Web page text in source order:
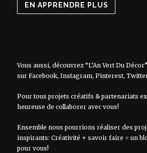
EN APPRENDRE PLUS
Vous aussi, découvrez “L’An Vert Du
sur Facebook, Instagram, Pinterest,
Pour tous projets créatifs & partenariats
heureuse de collaborer avec vous!
Ensemble nous pourrions réaliser des
inspirants: Créativité + savoir faire = un
pour vous!